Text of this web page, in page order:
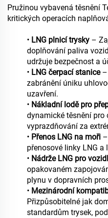
Pružinou vybavená těsnění
kritických operacích
• LNG plnicí trysky –
doplňování paliva
udržuje bezpečnost a
• LNG čerpací stanice
zabránění úniku
uzavření.
• Nákladní lodě pro
dynamické těsnění pro
vyprazdňování za
• Přenos LNG na moři
přenosové linky LNG a
• Nádrže LNG pro
opakovaném
plynu v dopravních
• Mezinárodní
Přizpůsobitelné jak
standardům trysek,